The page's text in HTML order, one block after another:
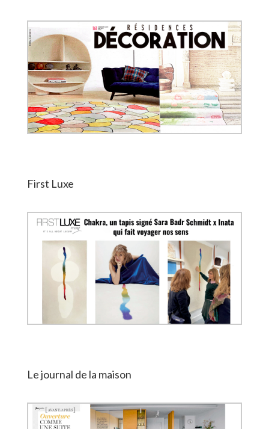
First Luxe
Le journal de la maison